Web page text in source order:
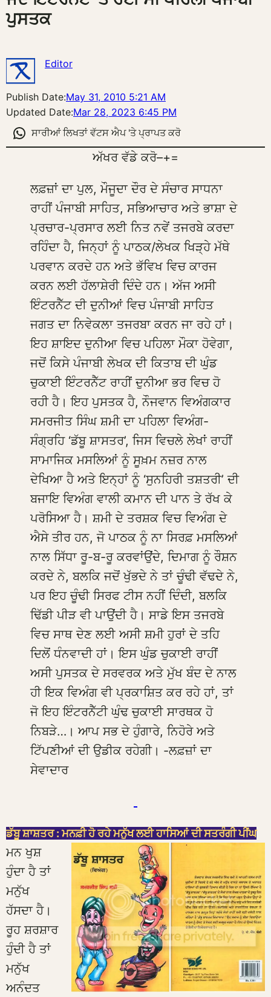
ਪੁਸਤਕ
Editor
Publish Date:May 31, 2010 5:21 AM
Updated Date:Mar 28, 2023 6:45 PM
ਸਾਰੀਆਂ ਲਿਖਤਾਂ ਵੱਟਸ ਐਪ 'ਤੇ ਪ੍ਰਾਪਤ ਕਰੋ
ਅੱਖਰ ਵੱਡੇ ਕਰੋ–+=
ਲਫ਼ਜ਼ਾਂ ਦਾ ਪੁਲ, ਮੌਜੂਦਾ ਦੌਰ ਦੇ ਸੰਚਾਰ ਸਾਧਨਾ
ਰਾਹੀਂ ਪੰਜਾਬੀ ਸਾਹਿਤ, ਸਭਿਆਚਾਰ ਅਤੇ ਭਾਸ਼ਾ ਦੇ
ਪ੍ਰਚਾਰ-ਪ੍ਰਸਾਰ ਲਈ ਨਿਤ ਨਵੇਂ ਤਜਰਬੇ ਕਰਦਾ
ਰਹਿੰਦਾ ਹੈ, ਜਿਨ੍ਹਾਂ ਨੂੰ ਪਾਠਕ/ਲੇਖਕ ਖਿੜ੍ਹੇ ਮੱਥੇ
ਪਰਵਾਨ ਕਰਦੇ ਹਨ ਅਤੇ ਭੱਵਿਖ ਵਿਚ ਕਾਰਜ
ਕਰਨ ਲਈ ਹੱਲਾਸ਼ੇਰੀ ਦਿੰਦੇ ਹਨ। ਅੱਜ ਅਸੀ
ਇੰਟਰਨੈੱਟ ਦੀ ਦੁਨੀਆਂ ਵਿਚ ਪੰਜਾਬੀ ਸਾਹਿਤ
ਜਗਤ ਦਾ ਨਿਵੇਕਲਾ ਤਜਰਬਾ ਕਰਨ ਜਾ ਰਹੇ ਹਾਂ।
ਇਹ ਸ਼ਾਇਦ ਦੁਨੀਆ ਵਿਚ ਪਹਿਲਾ ਮੌਕਾ ਹੋਵੇਗਾ,
ਜਦੋਂ ਕਿਸੇ ਪੰਜਾਬੀ ਲੇਖਕ ਦੀ ਕਿਤਾਬ ਦੀ ਘੁੰਡ
ਚੁਕਾਈ ਇੰਟਰਨੈੱਟ ਰਾਹੀਂ ਦੁਨੀਆ ਭਰ ਵਿਚ ਹੋ
ਰਹੀ ਹੈ। ਇਹ ਪੁਸਤਕ ਹੈ, ਨੌਜਵਾਨ ਵਿਅੰਗਕਾਰ
ਸਮਰਜੀਤ ਸਿੰਘ ਸ਼ਮੀ ਦਾ ਪਹਿਲਾ ਵਿਅੰਗ-
ਸੰਗ੍ਰਹਿ ‘ਡੱਬੂ ਸ਼ਾਸਤਰ’, ਜਿਸ ਵਿਚਲੇ ਲੇਖਾਂ ਰਾਹੀਂ
ਸਾਮਾਜਿਕ ਮਸਲਿਆਂ ਨੂੰ ਸੂਖ਼ਮ ਨਜ਼ਰ ਨਾਲ
ਦੇਖਿਆ ਹੈ ਅਤੇ ਇਨ੍ਹਾਂ ਨੂੰ ‘ਸੁਨਹਿਰੀ ਤਸ਼ਤਰੀ’ ਦੀ
ਬਜਾਇ ਵਿਅੰਗ ਵਾਲੀ ਕਮਾਨ ਦੀ ਪਾਨ ਤੇ ਰੱਖ ਕੇ
ਪਰੋਸਿਆ ਹੈ। ਸ਼ਮੀ ਦੇ ਤਰਸ਼ਕ ਵਿਚ ਵਿਅੰਗ ਦੇ
ਐਸੇ ਤੀਰ ਹਨ, ਜੋ ਪਾਠਕ ਨੂੰ ਨਾ ਸਿਰਫ਼ ਮਸਲਿਆਂ
ਨਾਲ ਸਿੱਧਾ ਰੂ-ਬ-ਰੂ ਕਰਵਾਂਉਂਦੇ, ਦਿਮਾਗ ਨੂੰ ਰੌਸ਼ਨ
ਕਰਦੇ ਨੇ, ਬਲਕਿ ਜਦੋਂ ਖੁੱਭਦੇ ਨੇ ਤਾਂ ਚੂੰਢੀ ਵੱਢਦੇ ਨੇ,
ਪਰ ਇਹ ਚੂੰਢੀ ਸਿਰਫ ਟੀਸ ਨਹੀਂ ਦਿੰਦੀ, ਬਲਕਿ
ਢਿੱਡੀ ਪੀੜ ਵੀ ਪਾਉਂਦੀ ਹੈ। ਸਾਡੇ ਇਸ ਤਜਰਬੇ
ਵਿਚ ਸਾਥ ਦੇਣ ਲਈ ਅਸੀ ਸ਼ਮੀ ਹੁਰਾਂ ਦੇ ਤਹਿ
ਦਿਲੋਂ ਧੰਨਵਾਦੀ ਹਾਂ। ਇਸ ਘੁੰਡ ਚੁਕਾਈ ਰਾਹੀਂ
ਅਸੀ ਪੁਸਤਕ ਦੇ ਸਰਵਰਕ ਅਤੇ ਮੁੱਖ ਬੰਦ ਦੇ ਨਾਲ
ਹੀ ਇਕ ਵਿਅੰਗ ਵੀ ਪ੍ਰਕਾਸ਼ਿਤ ਕਰ ਰਹੇ ਹਾਂ, ਤਾਂ
ਜੋ ਇਹ ਇੰਟਰਨੈੱਟੀ ਘੁੰਢ ਚੁਕਾਈ ਸਾਰਥਕ ਹੋ
ਨਿਬੜੇ…। ਆਪ ਸਭ ਦੇ ਹੁੰਗਾਰੇ, ਨਿਹੋਰੇ ਅਤੇ
ਟਿੱਪਣੀਆਂ ਦੀ ਉਡੀਕ ਰਹੇਗੀ। -ਲਫ਼ਜ਼ਾਂ ਦਾ
ਸੇਵਾਦਾਰ
ਡੱਬੂ ਸ਼ਾਸ਼ਤਰ : ਮਨਫ਼ੀ ਹੋ ਰਹੇ ਮਨੁੱਖ ਲਈ ਹਾਸਿਆਂ ਦੀ ਸਤਰੰਗੀ ਪੀਂਘ
ਮਨ ਖੁਸ਼
ਹੁੰਦਾ ਹੈ ਤਾਂ
ਮਨੁੱਖ
ਹੱਸਦਾ ਹੈ।
ਰੂਹ ਸ਼ਰਸ਼ਾਰ
ਹੁੰਦੀ ਹੈ ਤਾਂ
ਮਨੁੱਖ
ਅਨੰਦਤ